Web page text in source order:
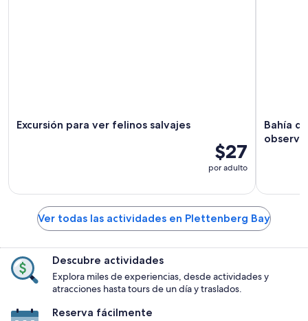
Excursión para ver felinos salvajes
$27
por adulto
Bahía
Ver todas las actividades en Plettenberg Bay
Descubre actividades
Explora miles de experiencias, desde actividades y
atracciones hasta tours de un día y traslados.
Reserva fácilmente